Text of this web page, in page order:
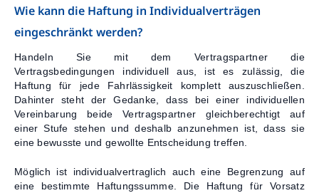
Wie kann die Haftung in Individualverträgen
eingeschränkt werden?
Handeln Sie mit dem Vertragspartner die
Vertragsbedingungen individuell aus, ist es zulässig, die
Haftung für jede Fahrlässigkeit komplett auszuschließen.
Dahinter steht der Gedanke, dass bei einer individuellen
Vereinbarung beide Vertragspartner gleichberechtigt auf
einer Stufe stehen und deshalb anzunehmen ist, dass sie
eine bewusste und gewollte Entscheidung treffen.
Möglich ist individualvertraglich auch eine Begrenzung auf
eine bestimmte Haftungssumme. Die Haftung für Vorsatz